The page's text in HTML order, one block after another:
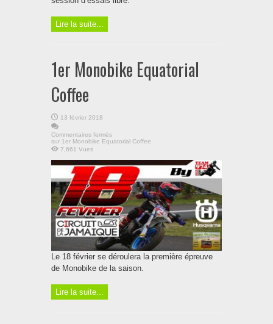
Lire la suite...
1er Monobike Equatorial
Coffee
13 février 2018
Commentaires fermés
sur 1er Monobike Equatorial Coffee
7,661 Vues
Le 18 février se déroulera la première épreuve
de Monobike de la saison.
Lire la suite...